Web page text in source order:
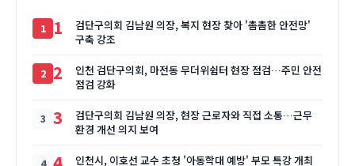
1
검단구의회 김남원 의장, 복지 현장 찾아 '촘촘한 안전망'
구축 강조
2
인천 검단구의회, 마전동 무더위쉼터 현장 점검…주민 안전
점검 강화
3
검단구의회 김남원 의장, 현장 근로자와 직접 소통…근무
환경 개선 의지 보여
인천시, 이호선 교수 초청 '아동학대 예방' 부모 특강 개최